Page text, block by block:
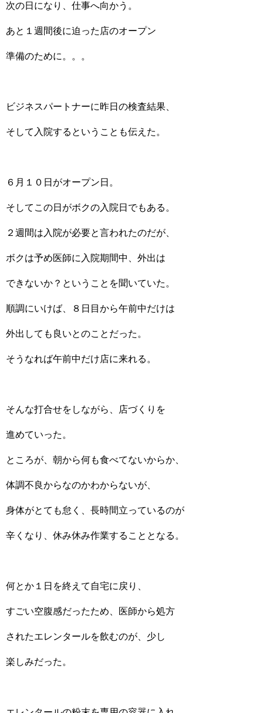
次の日になり、仕事へ向かう。
あと１週間後に迫った店のオープン
準備のために。。。
ビジネスパートナーに昨日の検査結果、
そして入院するということも伝えた。
６月１０日がオープン日。
そしてこの日がボクの入院日でもある。
２週間は入院が必要と言われたのだが、
ボクは予め医師に入院期間中、外出は
できないか？ということを聞いていた。
順調にいけば、８日目から午前中だけは
外出しても良いとのことだった。
そうなれば午前中だけ店に来れる。
そんな打合せをしながら、店づくりを
進めていった。
ところが、朝から何も食べてないからか、
体調不良からなのかわからないが、
身体がとても怠く、長時間立っているのが
辛くなり、休み休み作業することとなる。
何とか１日を終えて自宅に戻り、
すごい空腹感だったため、医師から処方
されたエレンタールを飲むのが、少し
楽しみだった。